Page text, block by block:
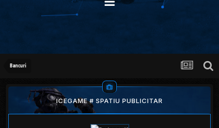
Bancuri
ICEGAME # SPATIU PUBLICITAR